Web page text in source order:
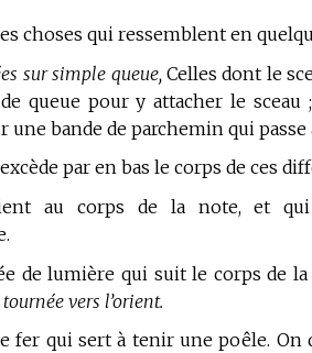
choses qui ressemblent en
sur simple queue, Celles dont le
queue pour y attacher le sceau
une bande de parchemin qui
par en bas le corps de ces
au corps de la note, et qui
de lumière qui suit le corps de la
vers l’orient.
fer qui sert à tenir une poêle. On